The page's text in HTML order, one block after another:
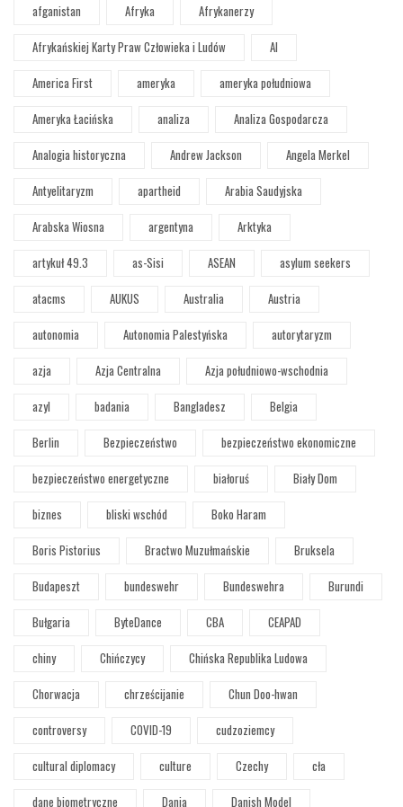
afganistan
Afryka
Afrykanerzy
Afrykańskiej Karty Praw Człowieka i Ludów
AI
America First
ameryka
ameryka południowa
Ameryka Łacińska
analiza
Analiza Gospodarcza
Analogia historyczna
Andrew Jackson
Angela Merkel
Antyelitaryzm
apartheid
Arabia Saudyjska
Arabska Wiosna
argentyna
Arktyka
artykuł 49.3
as-Sisi ASEAN
asylum seekers
atacms
AUKUS Australia
Austria
autonomia
Autonomia Palestyńska
autorytaryzm
azja
Azja Centralna
Azja południowo-wschodnia
azyl
badania Bangladesz
Belgia
Berlin
Bezpieczeństwo
bezpieczeństwo ekonomiczne
bezpieczeństwo energetyczne
białoruś
Biały Dom
biznes
bliski wschód
Boko Haram
Boris Pistorius
Bractwo Muzułmańskie
Bruksela
Budapeszt
bundeswehr Bundeswehra
Burundi
Bułgaria
ByteDance CBA
CEAPAD
chiny
Chińczycy
Chińska Republika Ludowa
Chorwacja
chrześcijanie
Chun Doo-hwan
controversy
COVID-19
cudzoziemcy
cultural diplomacy
culture Czechy
cła
dane biometryczne
Dania Danish Model